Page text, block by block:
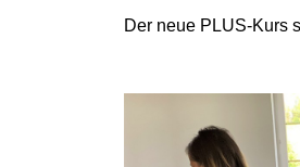
Der neue PLUS-Kurs